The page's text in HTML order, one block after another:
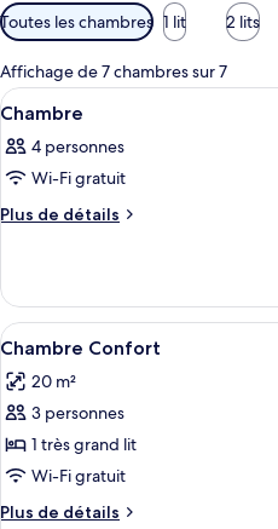
Filtres
disponibles
pour
les
chambres
Toutes les chambres 1 lit 2 lits
Affichage de 7 chambres sur 7
Afficher
toutes
les
photos
pour
de
chambre :
Chambre
9
Chambre
4 personnes
Wi-Fi gratuit
Plus de détails
Plus
le
type
de
Chambre
Afficher
toutes
les
photos
pour
ce
type
5
Chambre Confort
20 m²
3 personnes
1 très grand lit
Wi-Fi gratuit
Plus de détails
Plus